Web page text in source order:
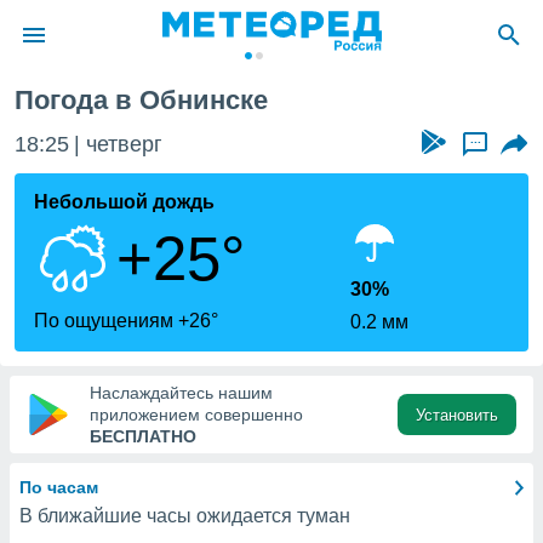
о
Вы можете
к этому
доступ
Погода в Обнинске
18:25 четверг ...
Небольшой дождь
+25°
По ощущениям +26°
30%
0.2 мм
Наслаждайтесь нашим
приложением совершенно
БЕСПЛАТНО
Установить
По часам
В ближайшие часы ожидается туман